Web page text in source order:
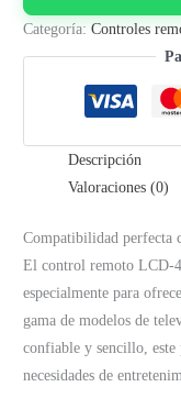
LG
cantidad
Categoría:Controles
Descripción
Valoraciones (0)
Compatibilidad perfecta
El control remoto LCD-
especialmente para
gama de modelos de
confiable y sencillo, este
necesidades de